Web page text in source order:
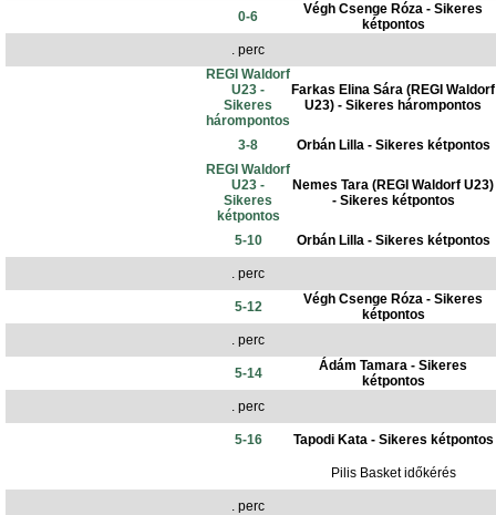
0-6
Végh Csenge Róza - Sikeres
kétpontos
. perc
REGI Waldorf
U23 -
Sikeres
hárompontos
Farkas Elina Sára (REGI Waldorf
U23) - Sikeres hárompontos
3-8
Orbán Lilla - Sikeres kétpontos
REGI Waldorf
U23 -
Sikeres
kétpontos
Nemes Tara (REGI Waldorf U23)
- Sikeres kétpontos
5-10 Orbán Lilla - Sikeres kétpontos
. perc
5-12
Végh Csenge Róza - Sikeres
kétpontos
. perc
5-14
Ádám Tamara - Sikeres
kétpontos
. perc
5-16 Tapodi Kata - Sikeres kétpontos
Pilis Basket időkérés
. perc